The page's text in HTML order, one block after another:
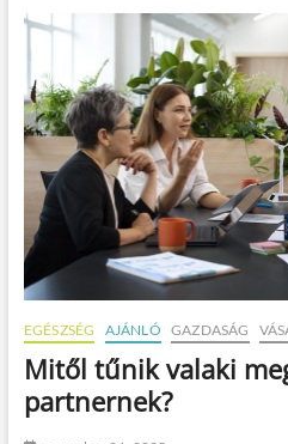
EGÉSZSÉG AJÁNLÓ GAZDASÁG
Mitől tűnik valaki
partnernek?